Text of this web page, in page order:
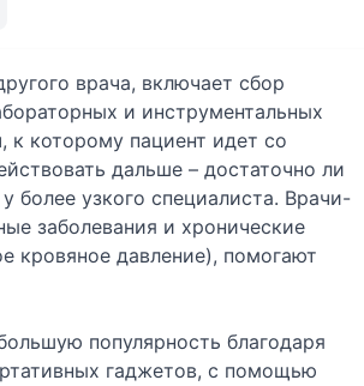
врача, включает сбор
и инструментальных
к которому пациент идет со
дальше – достаточно ли
более узкого специалиста. Врачи-
заболевания и хронические
кровяное давление), помогают
популярность благодаря
гаджетов, с помощью